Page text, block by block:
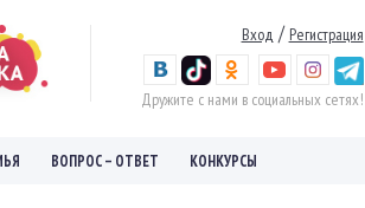
Вход / Регистрация
Дружите с нами в социальных сетях!
ВОПРОС – ОТВЕТ КОНКУРСЫ